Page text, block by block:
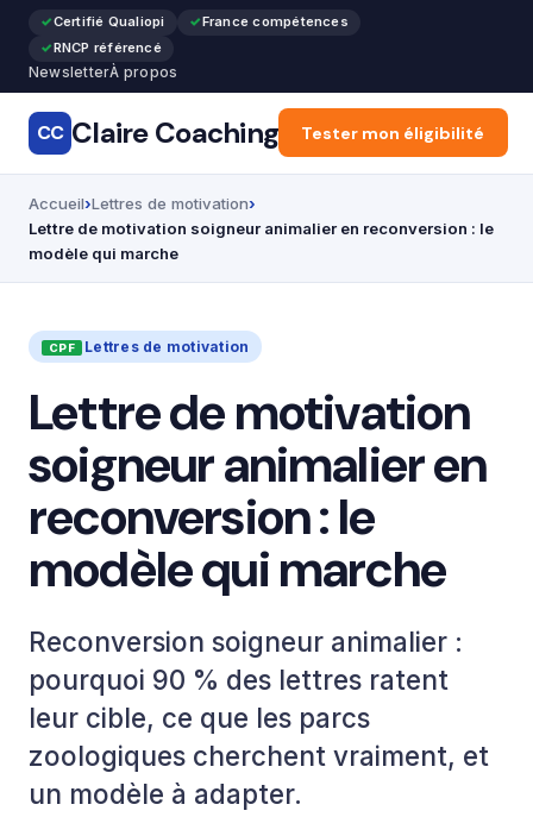
Certifié Qualiopi
France compétences
RNCP référencé
NewsletterÀ propos
CC Claire Coaching Accueil Articles
Tester mon éligibilité
Accueil Lettres de motivation
Lettre de motivation soigneur animalier en reconversion : le
modèle qui marche
Lettres de motivation
Lettre de motivation
soigneur animalier en
reconversion : le
modèle qui marche
Reconversion soigneur animalier :
pourquoi 90 % des lettres ratent
leur cible, ce que les parcs
zoologiques cherchent vraiment, et
un modèle à adapter.